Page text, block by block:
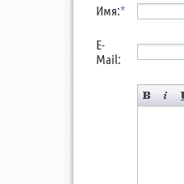
Имя:*
E-
Mail: